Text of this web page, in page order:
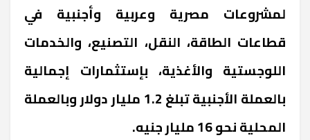
لمشروعات مصرية وعربية وأجنبية في
قطاعات الطاقة، النقل، التصنيع، والخدمات
اللوجستية والأغذية، بإستثمارات إجمالية
بالعملة الأجنبية تبلغ 1.2 مليار دولار وبالعملة
المحلية نحو 16 مليار جنيه
.